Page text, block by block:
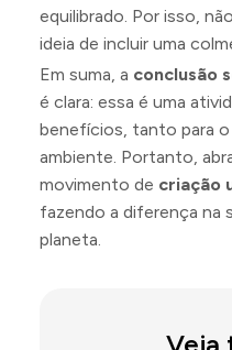
equilibrado. Por isso,
ideia de incluir uma
Em suma, a conclusão
é clara: essa é uma
benefícios, tanto para
ambiente. Portanto,
movimento de criação
fazendo a diferença na
planeta.